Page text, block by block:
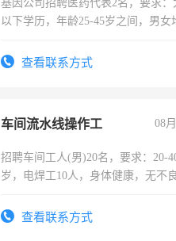
基因公司招聘医药代表2名，要求：
以下学历，年龄25-45岁之间，男女
表或者有医学资质的优先，底薪+绩
查看联系方式
车间流水线操作工 08
招聘车间工人(男)20名，要求：20-
岁，电焊工10人，身体健康，无不
宿，免费发放劳保用品，两班倒，每
查看联系方式